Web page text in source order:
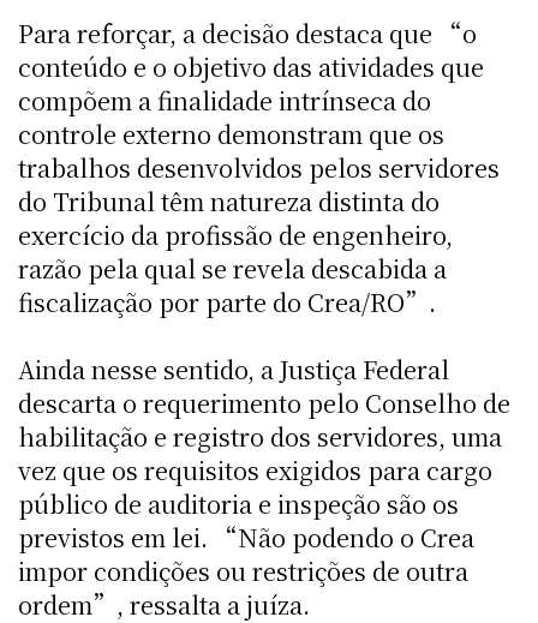
Para reforçar, a decisão destaca que “o
conteúdo e o objetivo das atividades que
compõem a finalidade intrínseca do
controle externo demonstram que os
trabalhos desenvolvidos pelos servidores
do Tribunal têm natureza distinta do
exercício da profissão de engenheiro,
razão pela qual se revela descabida a
fiscalização por parte do Crea/RO”.
Ainda nesse sentido, a Justiça Federal
descarta o requerimento pelo Conselho de
habilitação e registro dos servidores, uma
vez que os requisitos exigidos para cargo
público de auditoria e inspeção são os
previstos em lei. “Não podendo o Crea
impor condições ou restrições de outra
ordem”, ressalta a juíza.